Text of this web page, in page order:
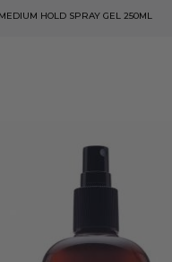
HOLD SPRAY GEL 250ML